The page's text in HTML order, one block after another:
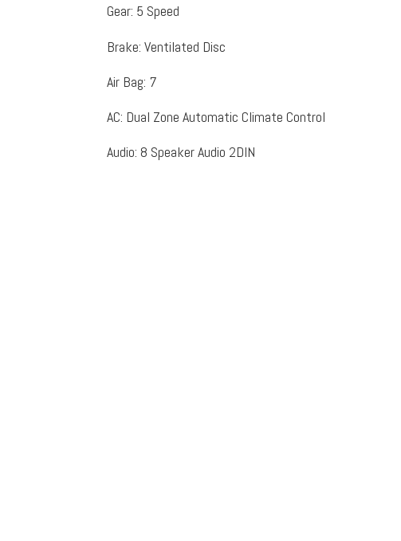
Gear: 5 Speed
Brake:Ventilated Disc
Air Bag: 7
AC: Dual Zone Automatic Climate Control
Audio:8 Speaker Audio 2DIN